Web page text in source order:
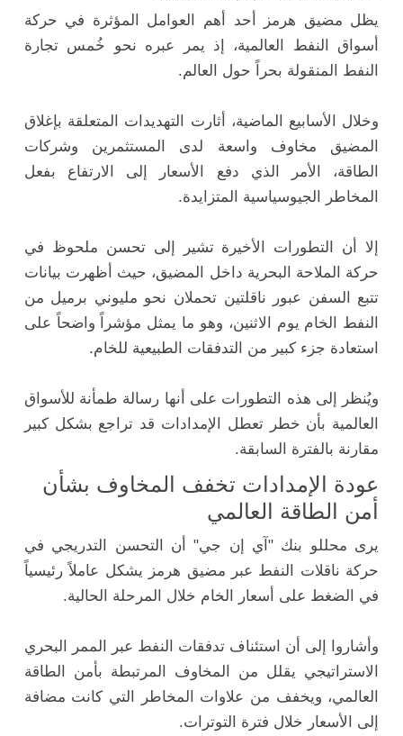
يظل مضيق هرمز أحد أهم العوامل المؤثرة في حركة
أسواق النفط العالمية، إذ يمر عبره نحو خُمس تجارة
النفط المنقولة بحراً حول العالم.
وخلال الأسابيع الماضية، أثارت التهديدات المتعلقة بإغلاق
المضيق مخاوف واسعة لدى المستثمرين وشركات
الطاقة، الأمر الذي دفع الأسعار إلى الارتفاع بفعل
المخاطر الجيوسياسية المتزايدة.
إلا أن التطورات الأخيرة تشير إلى تحسن ملحوظ في
حركة الملاحة البحرية داخل المضيق، حيث أظهرت بيانات
تتبع السفن عبور ناقلتين تحملان نحو مليوني برميل من
النفط الخام يوم الاثنين، وهو ما يمثل مؤشراً واضحاً على
استعادة جزء كبير من التدفقات الطبيعية للخام.
ويُنظر إلى هذه التطورات على أنها رسالة طمأنة للأسواق
العالمية بأن خطر تعطل الإمدادات قد تراجع بشكل كبير
مقارنة بالفترة السابقة.
عودة الإمدادات تخفف المخاوف بشأن
أمن الطاقة العالمي
يرى محللو بنك "آي إن جي" أن التحسن التدريجي في
حركة ناقلات النفط عبر مضيق هرمز يشكل عاملاً رئيسياً
في الضغط على أسعار الخام خلال المرحلة الحالية.
وأشاروا إلى أن استئناف تدفقات النفط عبر الممر البحري
الاستراتيجي يقلل من المخاوف المرتبطة بأمن الطاقة
العالمي، ويخفف من علاوات المخاطر التي كانت مضافة
إلى الأسعار خلال فترة التوترات.